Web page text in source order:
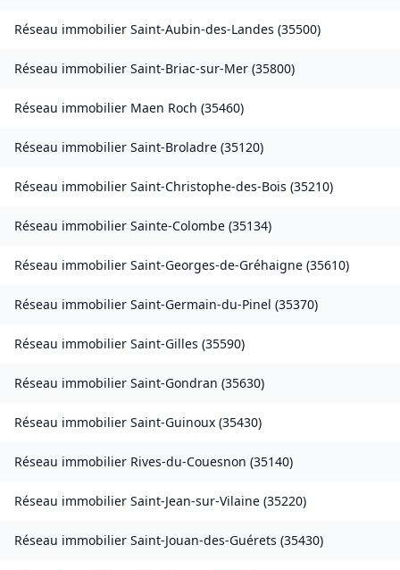
Réseau immobilier Saint-Aubin-des-Landes (35500)
Réseau immobilier Saint-Briac-sur-Mer (35800)
Réseau immobilier Maen Roch (35460)
Réseau immobilier Saint-Broladre (35120)
Réseau immobilier Saint-Christophe-des-Bois (35210)
Réseau immobilier Sainte-Colombe (35134)
Réseau immobilier Saint-Georges-de-Gréhaigne (35610)
Réseau immobilier Saint-Germain-du-Pinel (35370)
Réseau immobilier Saint-Gilles (35590)
Réseau immobilier Saint-Gondran (35630)
Réseau immobilier Saint-Guinoux (35430)
Réseau immobilier Rives-du-Couesnon (35140)
Réseau immobilier Saint-Jean-sur-Vilaine (35220)
Réseau immobilier Saint-Jouan-des-Guérets (35430)